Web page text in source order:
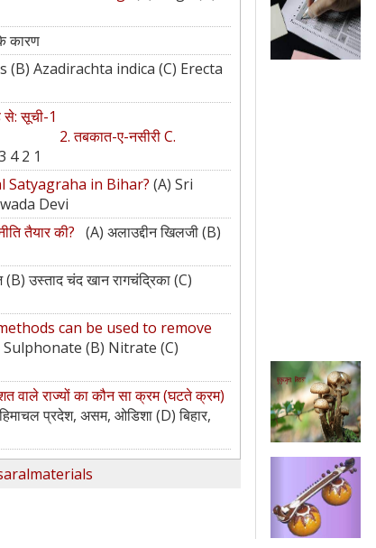
कारण
(B) Azadirachta indica (C) Erecta
नीचे दिए गए कोड से: सूची-1
2. तबकात-ए-नसीरी C.
4 2 1
Satyagraha in Bihar? (A) Sri
Devi
तैयार की? (A) अलाउद्दीन खिलजी (B)
उस्ताद चंद खान रागचंद्रिका (C)
can be used to remove
Sulphonate (B) Nitrate (C)
वाले राज्यों का कौन सा क्रम (घटते क्रम)
प्रदेश, असम, ओडिशा (D) बिहार,